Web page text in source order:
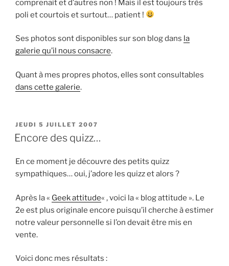
comprenait et d’autres non ! Mais il est toujours très
poli et courtois et surtout… patient !
Ses photos sont disponibles sur son blog dans la
galerie qu’il nous consacre.
Quant à mes propres photos, elles sont consultables
dans cette galerie.
PUBLIÉ
LE
JEUDI 5 JUILLET 2007
Encore des quizz…
En ce moment je découvre des petits quizz
sympathiques… oui, j’adore les quizz et alors ?
Après la « Geek attitude« , voici la « blog attitude ». Le
2e est plus originale encore puisqu’il cherche à estimer
notre valeur personnelle si l’on devait être mis en
vente.
Voici donc mes résultats :